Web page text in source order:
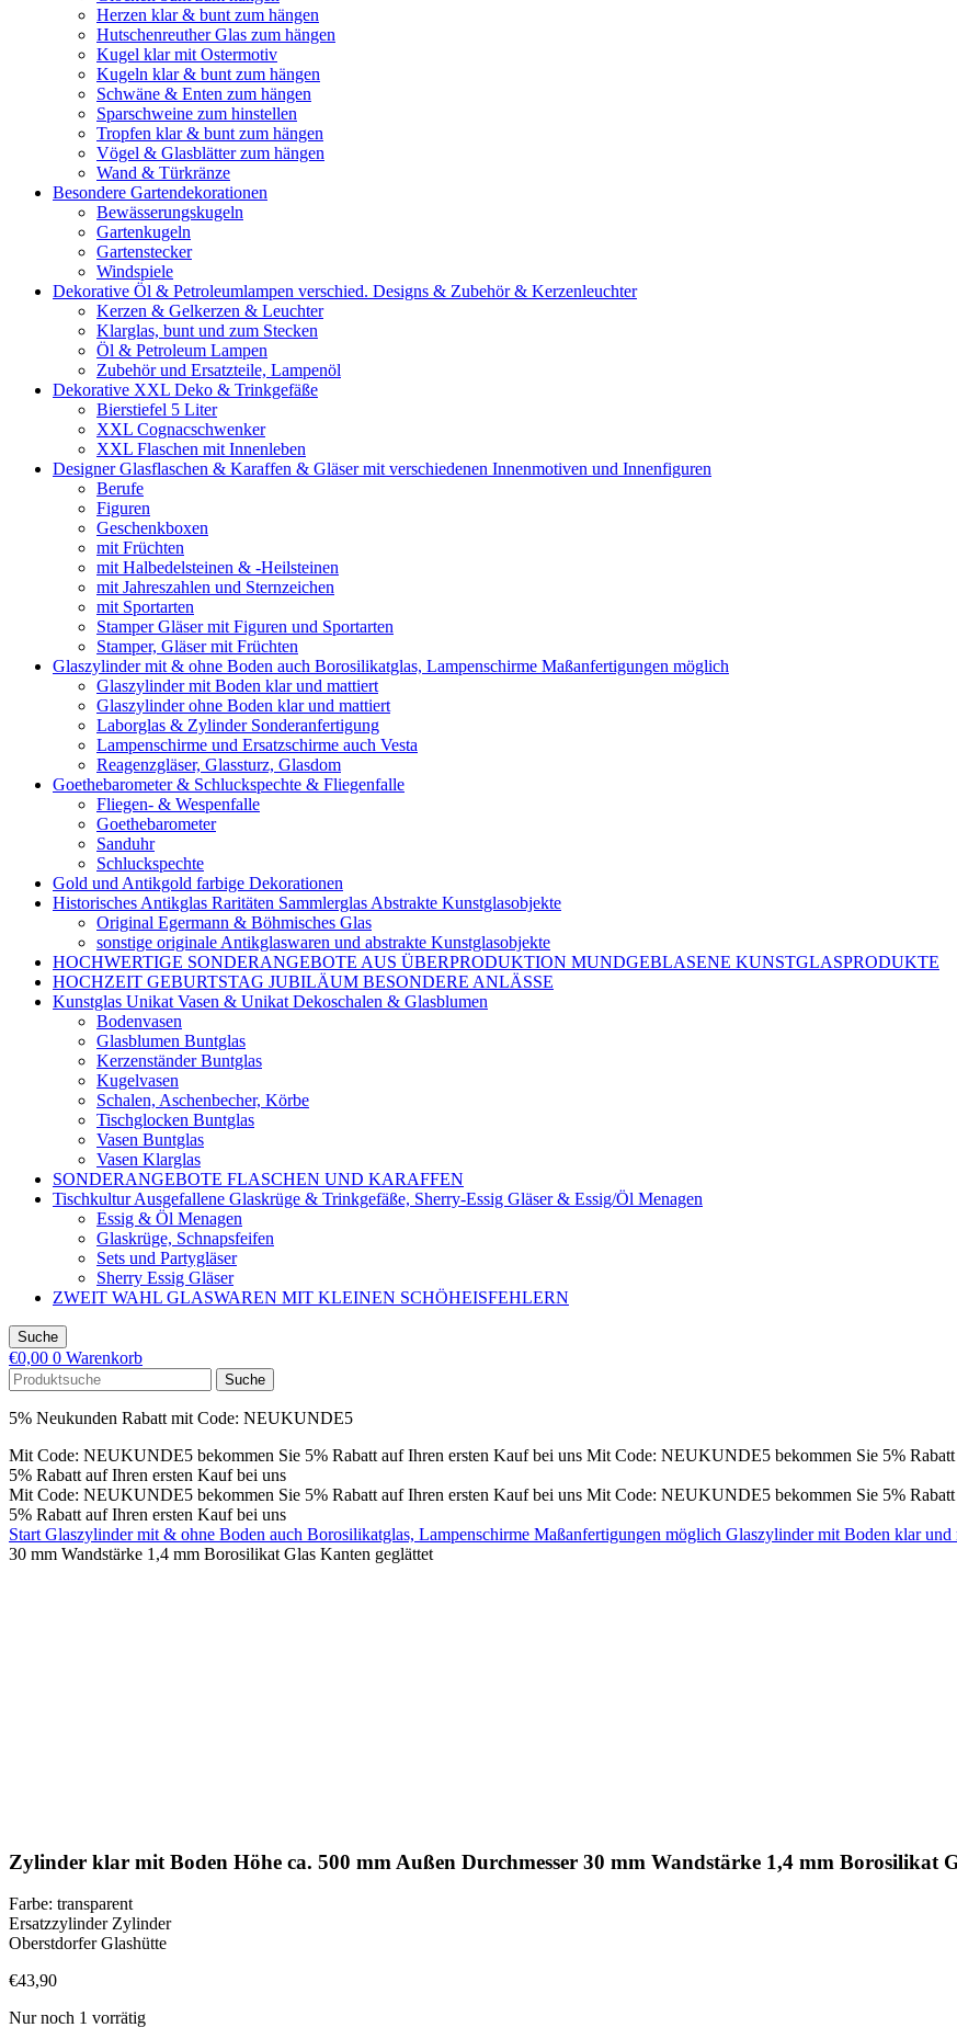
Herzen klar & bunt zum hängen
Hutschenreuther Glas zum hängen
Kugel klar mit Ostermotiv
Kugeln klar & bunt zum hängen
Schwäne & Enten zum hängen
Sparschweine zum hinstellen
Tropfen klar & bunt zum hängen
Vögel & Glasblätter zum hängen
Wand & Türkränze
Besondere Gartendekorationen
Bewässerungskugeln
Gartenkugeln
Gartenstecker
Windspiele
Dekorative Öl & Petroleumlampen verschied. Designs & Zubehör & Kerzenleuchter
Kerzen & Gelkerzen & Leuchter
Klarglas, bunt und zum Stecken
Öl & Petroleum Lampen
Zubehör und Ersatzteile, Lampenöl
Dekorative XXL Deko & Trinkgefäße
Bierstiefel 5 Liter
XXL Cognacschwenker
XXL Flaschen mit Innenleben
Designer Glasflaschen & Karaffen & Gläser mit verschiedenen Innenmotiven und Innenfiguren
Berufe
Figuren
Geschenkboxen
mit Früchten
mit Halbedelsteinen & -Heilsteinen
mit Jahreszahlen und Sternzeichen
mit Sportarten
Stamper Gläser mit Figuren und Sportarten
Stamper, Gläser mit Früchten
Glaszylinder mit & ohne Boden auch Borosilikatglas, Lampenschirme Maßanfertigungen möglich
Glaszylinder mit Boden klar und mattiert
Glaszylinder ohne Boden klar und mattiert
Laborglas & Zylinder Sonderanfertigung
Lampenschirme und Ersatzschirme auch Vesta
Reagenzgläser, Glassturz, Glasdom
Goethebarometer & Schluckspechte & Fliegenfalle
Fliegen- & Wespenfalle
Goethebarometer
Sanduhr
Schluckspechte
Gold und Antikgold farbige Dekorationen
Historisches Antikglas Raritäten Sammlerglas Abstrakte Kunstglasobjekte
Original Egermann & Böhmisches Glas
sonstige originale Antikglaswaren und abstrakte Kunstglasobjekte
HOCHWERTIGE SONDERANGEBOTE AUS ÜBERPRODUKTION MUNDGEBLASENE KUNSTGLASPRODUKTE
HOCHZEIT GEBURTSTAG JUBILÄUM BESONDERE ANLÄSSE
Kunstglas Unikat Vasen & Unikat Dekoschalen & Glasblumen
Bodenvasen
Glasblumen Buntglas
Kerzenständer Buntglas
Kugelvasen
Schalen, Aschenbecher, Körbe
Tischglocken Buntglas
Vasen Buntglas
Vasen Klarglas
SONDERANGEBOTE FLASCHEN UND KARAFFEN
Tischkultur Ausgefallene Glaskrüge & Trinkgefäße, Sherry-Essig Gläser & Essig/Öl Menagen
Essig & Öl Menagen
Glaskrüge, Schnapsfeifen
Sets und Partygläser
Sherry Essig Gläser
ZWEIT WAHL GLASWAREN MIT KLEINEN SCHÖHEISFEHLERN
Suche
€0,00 0 Warenkorb
Suche
5% Neukunden Rabatt mit Code: NEUKUNDE5
Mit Code: NEUKUNDE5 bekommen Sie 5% Rabatt auf Ihren ersten Kauf bei uns Mit Code: NEUKUNDE5 bekommen Sie 5%
5% Rabatt auf Ihren ersten Kauf bei uns
Mit Code: NEUKUNDE5 bekommen Sie 5% Rabatt auf Ihren ersten Kauf bei uns Mit Code: NEUKUNDE5 bekommen Sie 5%
5% Rabatt auf Ihren ersten Kauf bei uns
Start Glaszylinder mit & ohne Boden auch Borosilikatglas, Lampenschirme Maßanfertigungen möglich Glaszylinder mit Boden klar und
30 mm Wandstärke 1,4 mm Borosilikat Glas Kanten geglättet
Zylinder klar mit Boden Höhe ca. 500 mm Außen Durchmesser 30 mm Wandstärke 1,4 mm Borosilikat
Farbe: transparent
Ersatzzylinder Zylinder
Oberstdorfer Glashütte
€43,90
Nur noch 1 vorrätig